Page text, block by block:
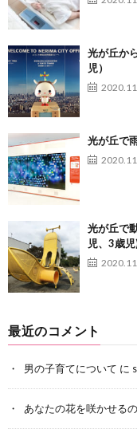
光が丘か
児）
光が丘で
光が丘で
児、3歳
最近のコメント
男の子育てについて に
あなたの花を咲かせる